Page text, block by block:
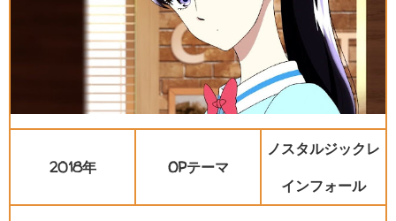
2018年 OPテーマ
ノスタルジックレ
インフォール